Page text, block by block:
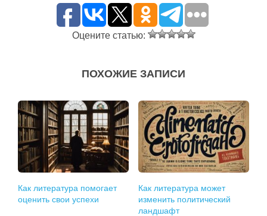
Оцените статью:
ПОХОЖИЕ ЗАПИСИ
Как литература помогает
оценить свои успехи
Как литература может
изменить политический
ландшафт